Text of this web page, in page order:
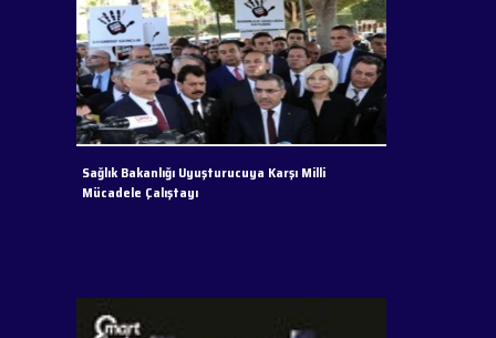
Sağlık Bakanlığı Uyuşturucuya Karşı Milli
Mücadele Çalıştayı